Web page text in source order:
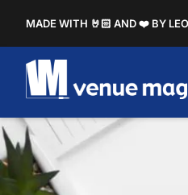
MADE WITH 🤘🏻 AND ❤️ BY